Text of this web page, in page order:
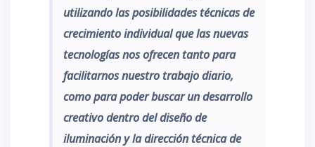
utilizando las posibilidades técnicas de
crecimiento individual que las nuevas
tecnologías nos ofrecen tanto para
facilitarnos nuestro trabajo diario,
como para poder buscar un desarrollo
creativo dentro del diseño de
iluminación y la dirección técnica de